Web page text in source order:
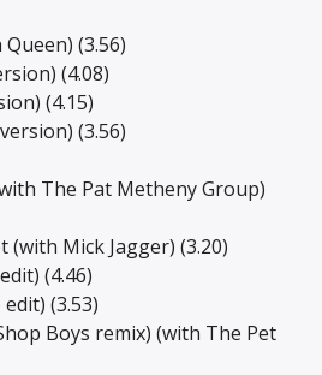
(3.56)
(4.08)
(4.15)
(3.56)
The Pat Metheny Group)
(with Mick Jagger) (3.20)
(4.46)
(3.53)
Boys remix) (with The Pet